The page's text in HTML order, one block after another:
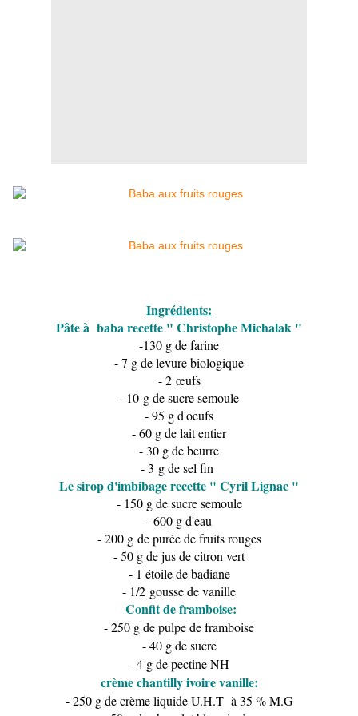
Ingrédients:
Pâte à baba recette " Christophe Michalak "
-130 g de farine
- 7 g de levure biologique
- 2 œufs
- 10 g de sucre semoule
- 95 g d'oeufs
- 60 g de lait entier
- 30 g de beurre
- 3 g de sel fin
Le sirop d'imbibage recette " Cyril Lignac "
- 150 g de sucre semoule
- 600 g d'eau
- 200 g de purée de fruits rouges
- 50 g de jus de citron vert
- 1 étoile de badiane
- 1/2 gousse de vanille
Confit de framboise:
- 250 g de pulpe de framboise
- 40 g de sucre
- 4 g de pectine NH
crème chantilly ivoire vanille:
- 250 g de crème liquide U.H.T à 35 % M.G